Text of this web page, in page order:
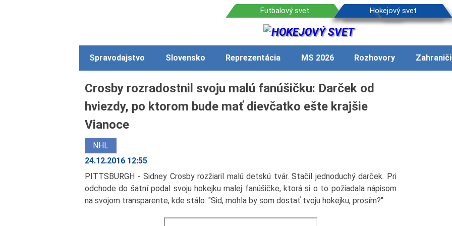
Spravodajstvo Slovensko Reprezentácia MS 2026 Rozhovory
Crosby rozradostnil svoju malú fanúšičku: Darček od
hviezdy, po ktorom bude mať dievčatko ešte krajšie
Vianoce
NHL
24.12.2016 12:55
PITTSBURGH - Sidney Crosby rozžiaril malú detskú tvár. Stačil jednoduchý darček. Pri
odchode do šatní podal svoju hokejku malej fanúšičke, ktorá si o to požiadala nápisom
na svojom transparente, kde stálo: "Sid, mohla by som dostať tvoju hokejku, prosím?"